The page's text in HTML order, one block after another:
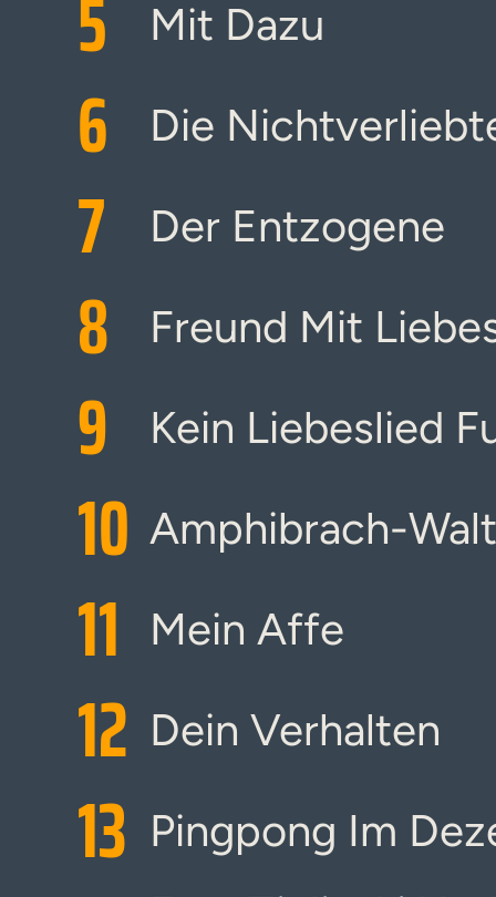
5 Mit Dazu
6 Die
7 Der Entzogene
8 Freund Mit
9 Kein Liebeslied
10 Amphibrach-
11 Mein Affe
12 Dein Verhalten
13 Pingpong Im